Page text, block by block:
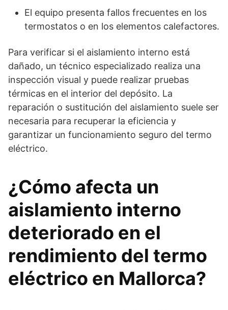
El equipo presenta fallos frecuentes en los
termostatos o en los elementos calefactores.
Para verificar si el aislamiento interno está
dañado, un técnico especializado realiza una
inspección visual y puede realizar pruebas
térmicas en el interior del depósito. La
reparación o sustitución del aislamiento suele ser
necesaria para recuperar la eficiencia y
garantizar un funcionamiento seguro del termo
eléctrico.
¿Cómo afecta un
aislamiento interno
deteriorado en el
rendimiento del termo
eléctrico en Mallorca?